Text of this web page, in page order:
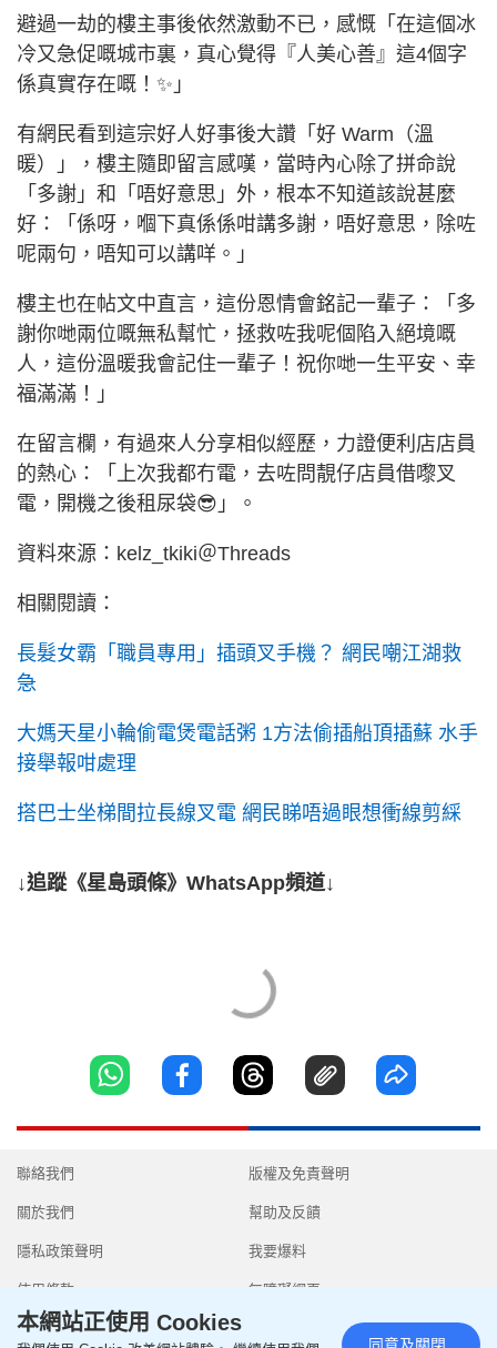
避過一劫的樓主事後依然激動不已，感慨「在這個冰
冷又急促嘅城市裏，真心覺得『人美心善』這4個字
係真實存在嘅！✨」
有網民看到這宗好人好事後大讚「好 Warm（溫
暖）」，樓主隨即留言感嘆，當時內心除了拼命說
「多謝」和「唔好意思」外，根本不知道該說甚麼
好：「係呀，嗰下真係係咁講多謝，唔好意思，除咗
呢兩句，唔知可以講咩。」
樓主也在帖文中直言，這份恩情會銘記一輩子：「多
謝你哋兩位嘅無私幫忙，拯救咗我呢個陷入絕境嘅
人，這份溫暖我會記住一輩子！祝你哋一生平安、幸
福滿滿！」
在留言欄，有過來人分享相似經歷，力證便利店店員
的熱心：「上次我都冇電，去咗問靚仔店員借嚟叉
電，開機之後租尿袋😎」。
資料來源：kelz_tkiki＠Threads
相關閱讀：
長髮女霸「職員專用」插頭叉手機？ 網民嘲江湖救
急
大媽天星小輪偷電煲電話粥 1方法偷插船頂插蘇 水手
接舉報咁處理
搭巴士坐梯間拉長線叉電 網民睇唔過眼想衝線剪綵
↓追蹤《星島頭條》WhatsApp頻道↓
聯絡我們
關於我們
隱私政策聲明
使用條款
版權及免責聲明
幫助及反饋
我要爆料
無障礙網頁
本網站正使用 Cookies
同意及關閉